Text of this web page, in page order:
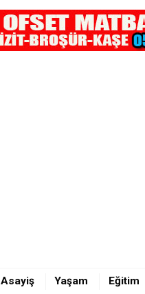
Asayiş Yaşam Eğitim